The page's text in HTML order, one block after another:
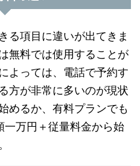
る項目に違いが出てきま
無料では使用することが
よっては、電話で予約す
方が非常に多いのが現状
めるか、有料プランでも
一万円＋従量料金から始